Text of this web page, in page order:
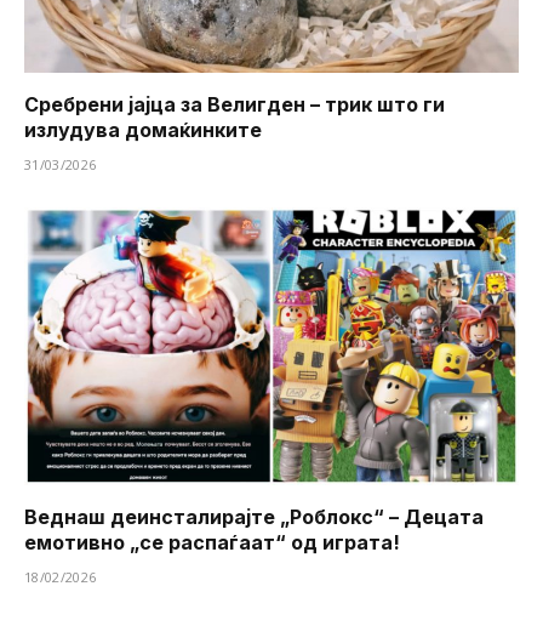
Сребрени јајца за Велигден – трик што ги
излудува домаќинките
31/03/2026
Веднаш деинсталирајте „Роблокс“ – Децата
емотивно „се распаѓаат“ од играта!
18/02/2026